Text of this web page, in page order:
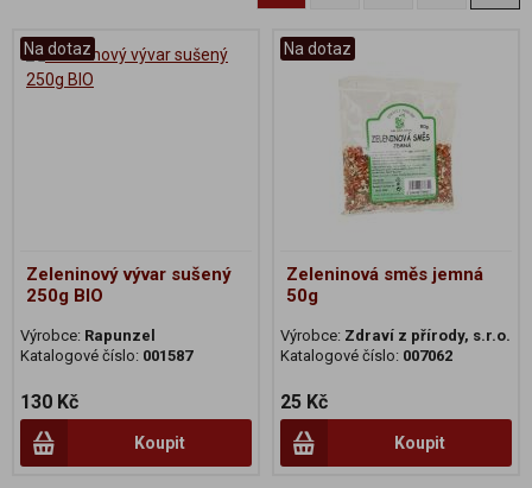
Na dotaz
Zeleninový vývar sušený
250g BIO
Výrobce: Rapunzel
Katalogové číslo: 001587
130 Kč
Koupit
Na dotaz
Zeleninová směs jemná
50g
Výrobce: Zdraví z přírody, s.r.o.
Katalogové číslo: 007062
25 Kč
Koupit